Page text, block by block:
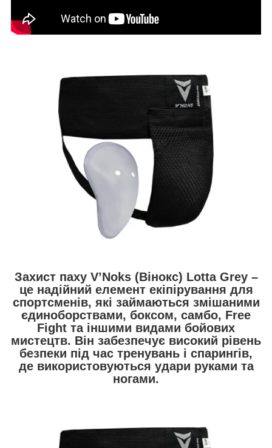
Захист паху V’Noks (Вінокс) Lotta Grey –
це надійний елемент екіпірування для
спортсменів, які займаються змішаними
єдиноборствами, боксом, самбо, Free
Fight та іншими видами бойових
мистецтв. Він забезпечує високий рівень
безпеки під час тренувань і спарингів,
де використовуються удари руками та
ногами.